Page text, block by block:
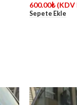
600.00₺ (KDV
Sepete Ekle